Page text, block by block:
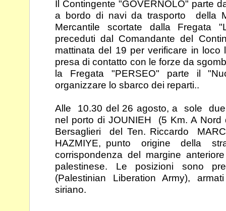
Il Contingente "GOVERNOLO" parte
a bordo di navi da trasporto della
Mercantile scortate dalla Fregata
preceduti dal Comandante del
mattinata del 19 per verificare in
presa di contatto con le forze da
la Fregata "PERSEO" parte il
organizzare lo sbarco dei reparti..
Alle 10.30 del 26 agosto, a sole
nel porto di JOUNIEH (5 Km. A
Bersaglieri del Ten. Riccardo
HAZMIYE, punto origine della
corrispondenza del margine
palestinese. Le posizioni sono
(Palestinian Liberation Army),
siriano.